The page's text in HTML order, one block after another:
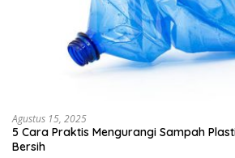
Agustus 15, 2025
5 Cara Praktis Mengurangi Sampah
Bersih